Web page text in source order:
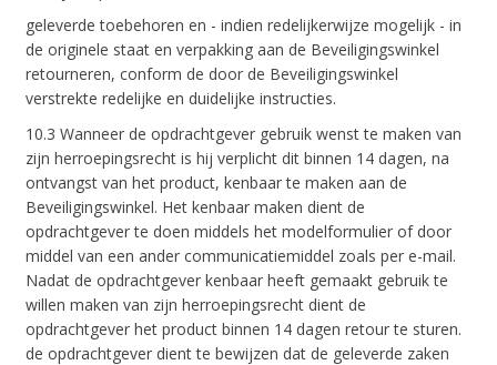
geleverde toebehoren en - indien redelijkerwijze mogelijk - in
de originele staat en verpakking aan de Beveiligingswinkel
retourneren, conform de door de Beveiligingswinkel
verstrekte redelijke en duidelijke instructies.
10.3 Wanneer de opdrachtgever gebruik wenst te maken van
zijn herroepingsrecht is hij verplicht dit binnen 14 dagen, na
ontvangst van het product, kenbaar te maken aan de
Beveiligingswinkel. Het kenbaar maken dient de
opdrachtgever te doen middels het modelformulier of door
middel van een ander communicatiemiddel zoals per e-mail.
Nadat de opdrachtgever kenbaar heeft gemaakt gebruik te
willen maken van zijn herroepingsrecht dient de
opdrachtgever het product binnen 14 dagen retour te sturen.
de opdrachtgever dient te bewijzen dat de geleverde zaken